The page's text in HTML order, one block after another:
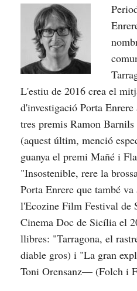
L'estiu de 2016 crea el
d'investigació Porta
tres premis Ramon
(aquest últim, menció
guanya el premi Mañé i
"Insostenible, rere la
Porta Enrere que també
l'Ecozine Film Festival de
Cinema Doc de Sicília el
llibres: "Tarragona, el
diable gros) i "La gran
Toni Orensanz— (Folch i